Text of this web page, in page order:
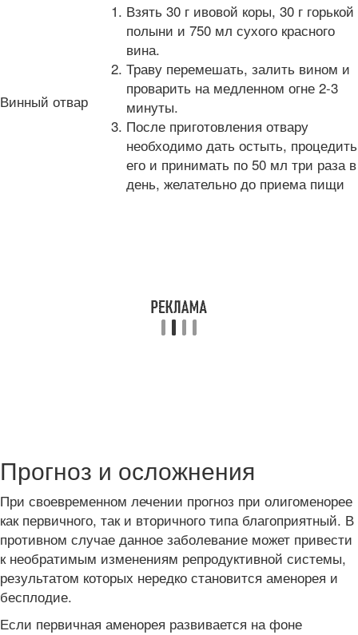
Винный отвар
Взять 30 г ивовой коры, 30 г горькой
полыни и 750 мл сухого красного
вина.
Траву перемешать, залить вином и
проварить на медленном огне 2-3
минуты.
После приготовления отвару
необходимо дать остыть, процедить
его и принимать по 50 мл три раза в
день, желательно до приема пищи
Прогноз и осложнения
При своевременном лечении прогноз при олигоменорее
как первичного, так и вторичного типа благоприятный. В
противном случае данное заболевание может привести
к необратимым изменениям репродуктивной системы,
результатом которых нередко становится аменорея и
бесплодие.
Если первичная аменорея развивается на фоне